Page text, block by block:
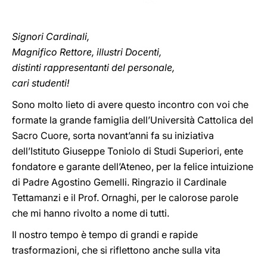
Signori Cardinali,
Magnifico Rettore, illustri Docenti,
distinti rappresentanti del personale,
cari studenti!
Sono molto lieto di avere questo incontro con voi che
formate la grande famiglia dell’Università Cattolica del
Sacro Cuore, sorta novant’anni fa su iniziativa
dell’Istituto Giuseppe Toniolo di Studi Superiori, ente
fondatore e garante dell’Ateneo, per la felice intuizione
di Padre Agostino Gemelli. Ringrazio il Cardinale
Tettamanzi e il Prof. Ornaghi, per le calorose parole
che mi hanno rivolto a nome di tutti.
Il nostro tempo è tempo di grandi e rapide
trasformazioni, che si riflettono anche sulla vita